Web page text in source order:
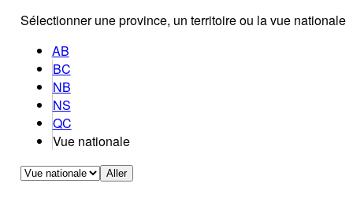
Sélectionner une province, un territoire ou la vue nationale
AB
BC
NB
NS
QC
Vue nationale
Aller